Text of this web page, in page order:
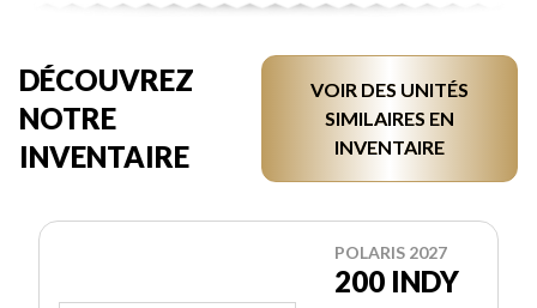
DÉCOUVREZ
NOTRE
INVENTAIRE
VOIR DES UNITÉS
SIMILAIRES EN
INVENTAIRE
POLARIS 2027
200 INDY